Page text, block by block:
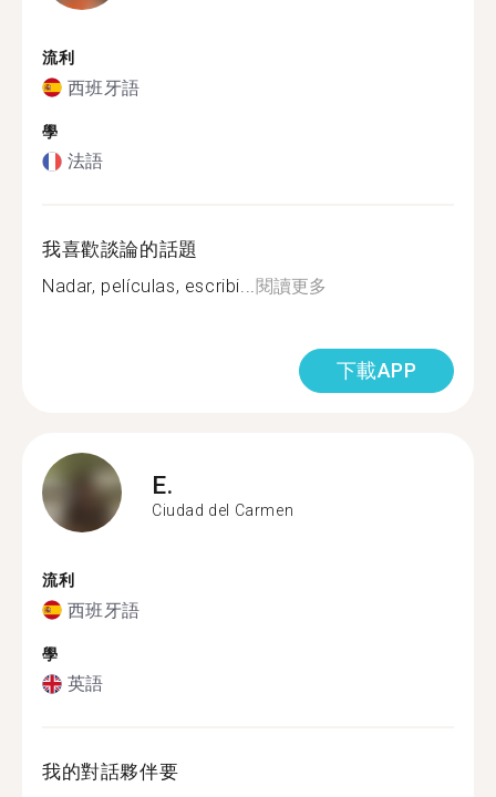
流利
西班牙語
學
法語
我喜歡談論的話題
Nadar, películas, escribi...閱讀更多
下載APP
E.
Ciudad del Carmen
流利
西班牙語
學
英語
我的對話夥伴要